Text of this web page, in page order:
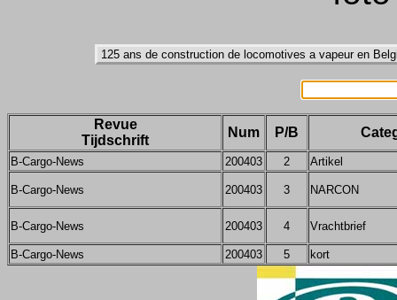
Revue
Tijdschrift
Num P/B
B-Cargo-News 200403 2 Artikel
B-Cargo-News 200403 3 NARCON
B-Cargo-News 200403 4 Vrachtbrief
B-Cargo-News 200403 5 kort